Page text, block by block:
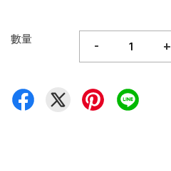
數量 - +